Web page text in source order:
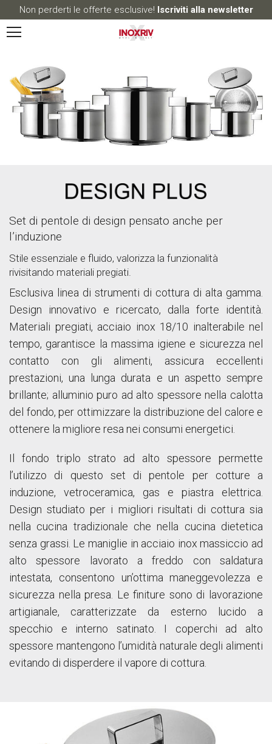
Non perderti le offerte esclusive! Iscriviti alla newsletter
Set di pentole di design pensato anche per
l’induzione
Stile essenziale e fluido, valorizza la funzionalità
rivisitando materiali pregiati.
Esclusiva linea di strumenti di cottura di alta gamma.
Design innovativo e ricercato, dalla forte identità.
Materiali pregiati, acciaio inox 18/10 inalterabile nel
tempo, garantisce la massima igiene e sicurezza nel
contatto con gli alimenti, assicura eccellenti
prestazioni, una lunga durata e un aspetto sempre
brillante; alluminio puro ad alto spessore nella calotta
del fondo, per ottimizzare la distribuzione del calore e
ottenere la migliore resa nei consumi energetici.
Il fondo triplo strato ad alto spessore permette
l’utilizzo di questo set di pentole per cotture a
induzione, vetroceramica, gas e piastra elettrica.
Design studiato per i migliori risultati di cottura sia
nella cucina tradizionale che nella cucina dietetica
senza grassi. Le maniglie in acciaio inox massiccio ad
alto spessore lavorato a freddo con saldatura
intestata, consentono un’ottima maneggevolezza e
sicurezza nella presa. Le finiture sono di lavorazione
artigianale, caratterizzate da esterno lucido a
specchio e interno satinato. I coperchi ad alto
spessore mantengono l’umidità naturale degli alimenti
evitando di disperdere il vapore di cottura.